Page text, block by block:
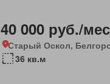
40 000 руб./
Старый Оскол,
36 кв.м